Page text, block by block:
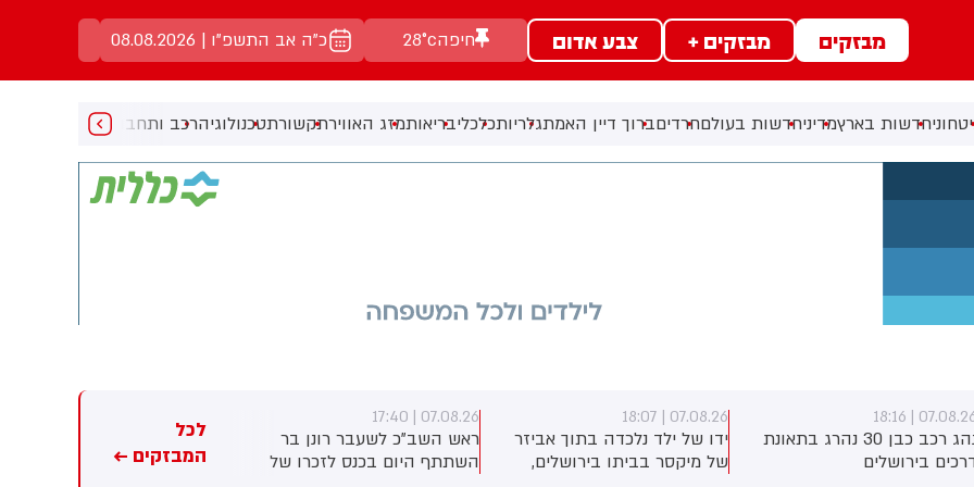
מבזקים מבזקים + צבע אדום חיפה28°c כ"ה אב התשפ"ו | 08.08.2026
חדשות בארץמדיניחדשות בעולםחרדיםברוך דיין האמתגלריותכלכליבריאותמזג האווירתקשורתטכנולוגיהרכב ותחבורהמעניין
07.08.26 |
נהג רכב כבן 30 נהרג בתאונת
בירושלים
07.08.26 | 18:07
ידו של ילד נלכדה בתוך אביזר
של מיקסר בביתו בירושלים,
07.08.26 | 17:40
ראש השב"כ לשעבר רונן בר
השתתף היום בכנס לזכרו של
חברת הנפט הלאומית של אבו
דאבי טוענת: מאז תחילת
לכל
המבזקים ←